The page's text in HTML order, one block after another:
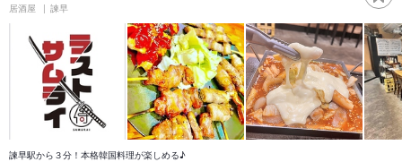
居酒屋 諫早
諫早駅から３分！本格韓国料理が楽しめる♪